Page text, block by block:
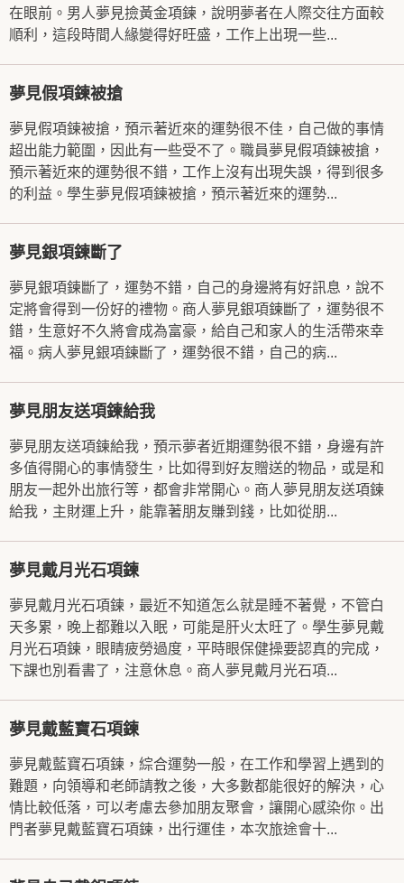
在眼前。男人夢見撿黃金項鍊，說明夢者在人際交往方面較
順利，這段時間人緣變得好旺盛，工作上出現一些...
夢見假項鍊被搶
夢見假項鍊被搶，預示著近來的運勢很不佳，自己做的事情
超出能力範圍，因此有一些受不了。職員夢見假項鍊被搶，
預示著近來的運勢很不錯，工作上沒有出現失誤，得到很多
的利益。學生夢見假項鍊被搶，預示著近來的運勢...
夢見銀項鍊斷了
夢見銀項鍊斷了，運勢不錯，自己的身邊將有好訊息，說不
定將會得到一份好的禮物。商人夢見銀項鍊斷了，運勢很不
錯，生意好不久將會成為富豪，給自己和家人的生活帶來幸
福。病人夢見銀項鍊斷了，運勢很不錯，自己的病...
夢見朋友送項鍊給我
夢見朋友送項鍊給我，預示夢者近期運勢很不錯，身邊有許
多值得開心的事情發生，比如得到好友贈送的物品，或是和
朋友一起外出旅行等，都會非常開心。商人夢見朋友送項鍊
給我，主財運上升，能靠著朋友賺到錢，比如從朋...
夢見戴月光石項鍊
夢見戴月光石項鍊，最近不知道怎么就是睡不著覺，不管白
天多累，晚上都難以入眠，可能是肝火太旺了。學生夢見戴
月光石項鍊，眼睛疲勞過度，平時眼保健操要認真的完成，
下課也別看書了，注意休息。商人夢見戴月光石項...
夢見戴藍寶石項鍊
夢見戴藍寶石項鍊，綜合運勢一般，在工作和學習上遇到的
難題，向領導和老師請教之後，大多數都能很好的解決，心
情比較低落，可以考慮去參加朋友聚會，讓開心感染你。出
門者夢見戴藍寶石項鍊，出行運佳，本次旅途會十...